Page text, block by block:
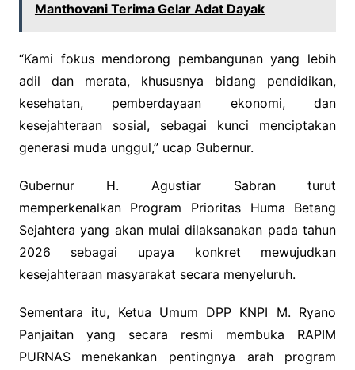
Manthovani Terima Gelar Adat Dayak
“Kami fokus mendorong pembangunan yang lebih
adil dan merata, khususnya bidang pendidikan,
kesehatan, pemberdayaan ekonomi, dan
kesejahteraan sosial, sebagai kunci menciptakan
generasi muda unggul,” ucap Gubernur.
Gubernur H. Agustiar Sabran turut
memperkenalkan Program Prioritas Huma Betang
Sejahtera yang akan mulai dilaksanakan pada tahun
2026 sebagai upaya konkret mewujudkan
kesejahteraan masyarakat secara menyeluruh.
Sementara itu, Ketua Umum DPP KNPI M. Ryano
Panjaitan yang secara resmi membuka RAPIM
PURNAS menekankan pentingnya arah program